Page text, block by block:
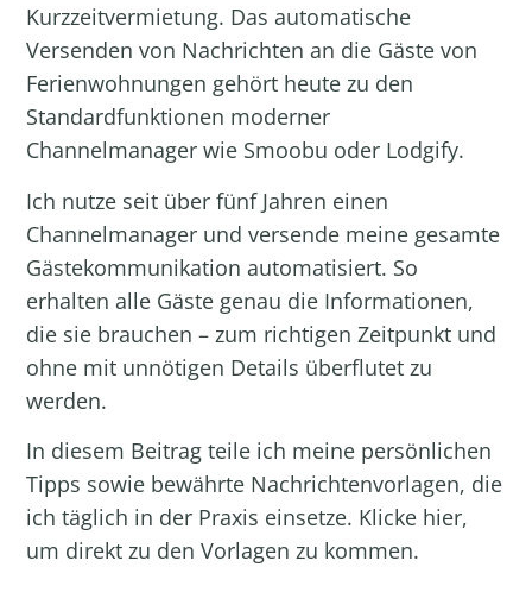
Kurzzeitvermietung. Das automatische
Versenden von Nachrichten an die Gäste von
Ferienwohnungen gehört heute zu den
Standardfunktionen moderner
Channelmanager wie Smoobu oder Lodgify.
Ich nutze seit über fünf Jahren einen
Channelmanager und versende meine gesamte
Gästekommunikation automatisiert. So
erhalten alle Gäste genau die Informationen,
die sie brauchen – zum richtigen Zeitpunkt und
ohne mit unnötigen Details überflutet zu
werden.
In diesem Beitrag teile ich meine persönlichen
Tipps sowie bewährte Nachrichtenvorlagen, die
ich täglich in der Praxis einsetze. Klicke hier,
um direkt zu den Vorlagen zu kommen.